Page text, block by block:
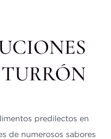
predilectos en
de numerosos sabores